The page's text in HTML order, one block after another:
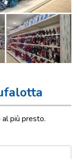
più presto.